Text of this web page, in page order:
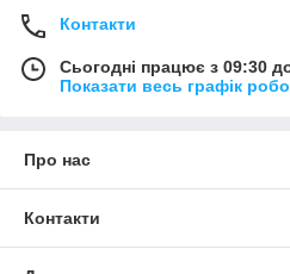
Контакти
Сьогодні працює з 09:30
Показати весь графік
Про нас
Контакти